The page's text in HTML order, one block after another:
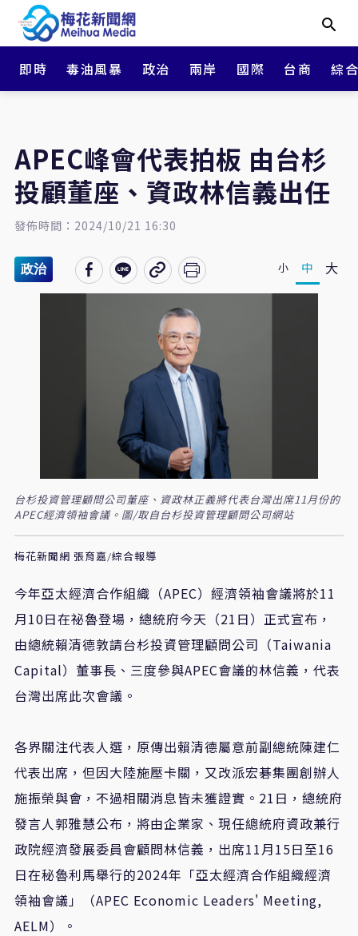
即時 毒油風暴 政治 兩岸 國際 台商 綜
APEC峰會代表拍板 由台杉
投顧董座、資政林信義出任
發佈時間：2024/10/21 16:30
政治 小 中 大
台杉投資管理顧問公司董座、資政林正義將代表台灣出席11月份的
APEC經濟領袖會議。圖/取自台杉投資管理顧問公司網站
梅花新聞網 張育嘉/綜合報導
今年亞太經濟合作組織（APEC）經濟領袖會議將於11
月10日在祕魯登場，總統府今天（21日）正式宣布，
由總統賴清德敦請台杉投資管理顧問公司（Taiwania
Capital）董事長、三度參與APEC會議的林信義，代表
台灣出席此次會議。
各界關注代表人選，原傳出賴清德屬意前副總統陳建仁
代表出席，但因大陸施壓卡關，又改派宏碁集團創辦人
施振榮與會，不過相關消息皆未獲證實。21日，總統府
發言人郭雅慧公布，將由企業家、現任總統府資政兼行
政院經濟發展委員會顧問林信義，出席11月15日至16
日在秘魯利馬舉行的2024年「亞太經濟合作組織經濟
領袖會議」（APEC Economic Leaders' Meeting,
AELM）。